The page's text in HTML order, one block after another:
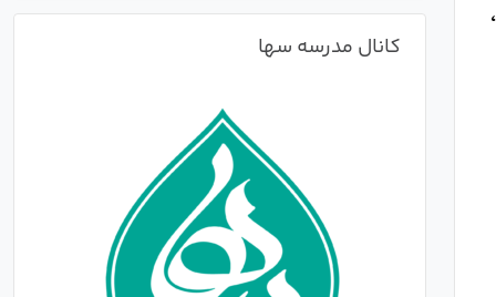
کانال مدرسه سها